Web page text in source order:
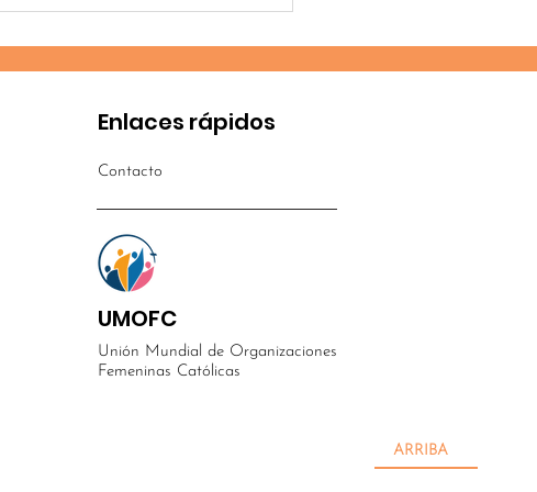
Enlaces rápidos
Contacto
UMOFC
Unión Mundial de Organizaciones
Femeninas Católicas
ARRIBA